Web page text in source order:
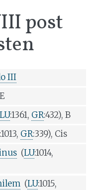
post
III
LU:1361, GR:432), B
:1013, GR:339), Cis
(LU:1014,
(LU:1015,